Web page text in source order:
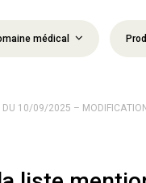
médical
DU 10/09/2025 –